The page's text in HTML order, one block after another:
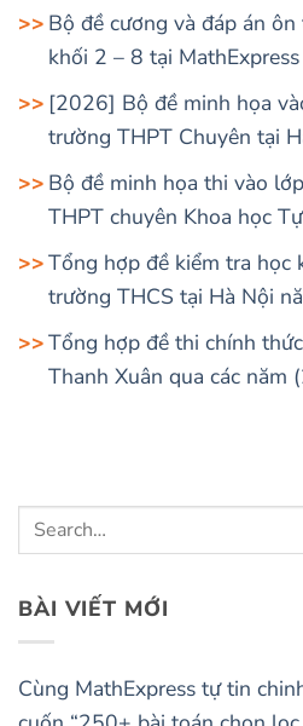
Bộ đề cương và đáp án
khối 2 – 8 tại
[2026] Bộ đề minh họa
trường THPT Chuyên tại
Bộ đề minh họa thi vào
THPT chuyên Khoa học
Tổng hợp đề kiểm tra học
trường THCS tại Hà Nội
Tổng hợp đề thi chính
Thanh Xuân qua các năm
BÀI VIẾT MỚI
Cùng MathExpress tự tin